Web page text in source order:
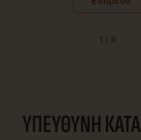
1 / 9
ΥΠΕΥΘΥΝΗ